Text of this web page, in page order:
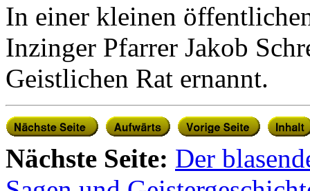
In einer kleinen
Inzinger Pfarrer Jakob
Geistlichen Rat ernannt.
Nächste Seite: Der